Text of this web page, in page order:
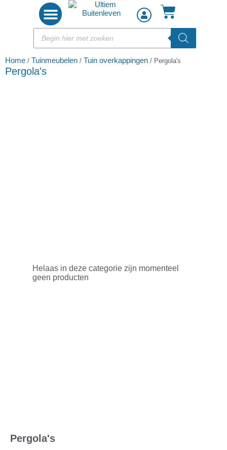
Home / Tuinmeubelen / Tuin overkappingen / Pergola's
Pergola's
Helaas in deze categorie zijn momenteel
geen producten
Pergola's